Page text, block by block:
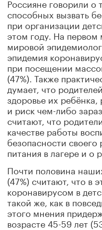
Россияне говорили о
способных вызвать
при организации
этом году. На
мировой
эпидемия
при посещении
(47%). Также
думает, что
здоровье их
и риск чем-либо
считают, что
качестве работы
безопасности своего
питания в лагере и о
Почти половина
(47%) считают, что в
коронавирусом в
такой же, как в
этого мнения
возрасте 45-59 лет